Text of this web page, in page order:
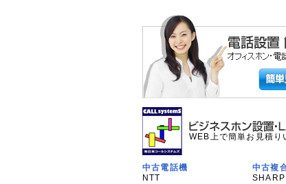
WEB上で簡単お見積り
中古電話機
NTT
中古複
SHARP